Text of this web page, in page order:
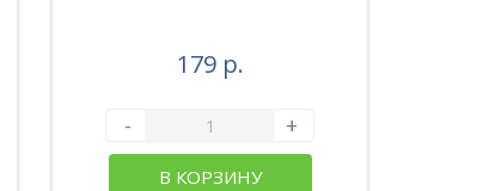
179 р.
- +
В КОРЗИНУ